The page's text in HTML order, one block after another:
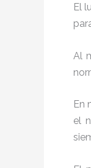
El
Al
En
el